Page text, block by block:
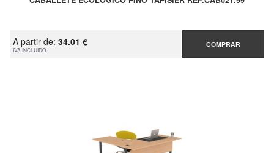
A partir de: 34.01 €
IVA INCLUIDO
COMPRAR